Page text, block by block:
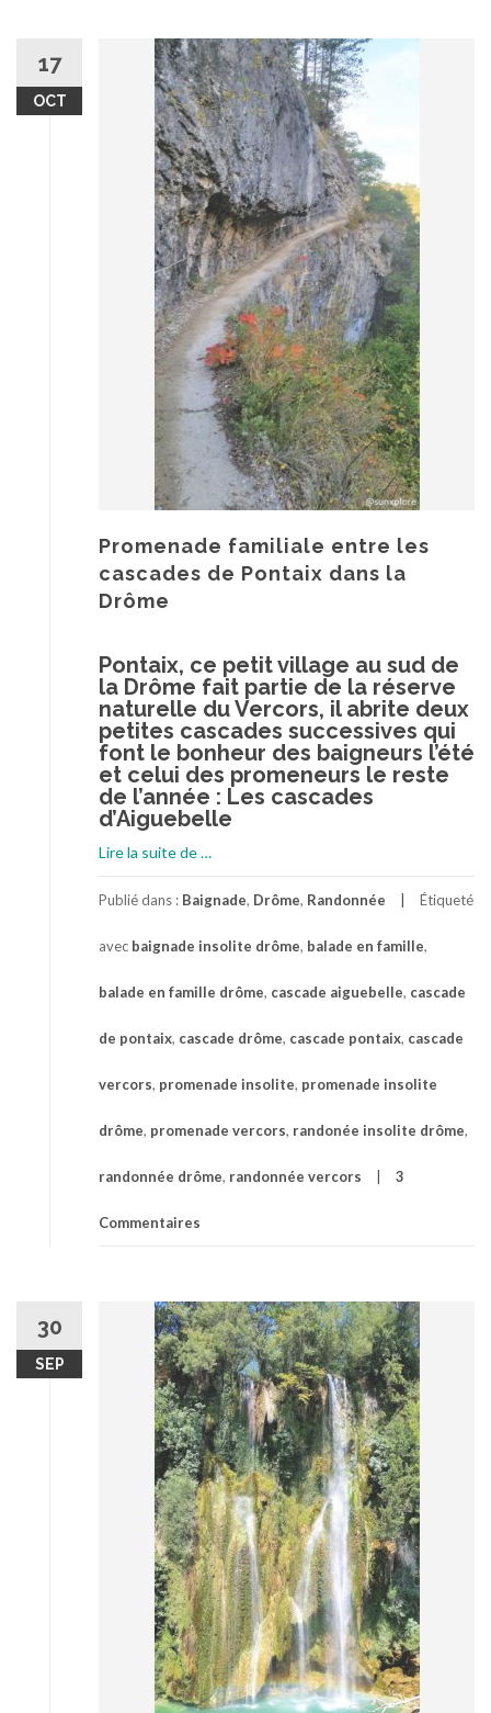
17
OCT
Promenade familiale entre les
cascades de Pontaix dans la
Drôme
Pontaix, ce petit village au sud de
la Drôme fait partie de la réserve
naturelle du Vercors, il abrite deux
petites cascades successives qui
font le bonheur des baigneurs l’été
et celui des promeneurs le reste
de l’année : Les cascades
d’Aiguebelle
Lire la suite de
familiale
les
de
dans
Drôme
…
Publié dans : Baignade, Drôme, Randonnée Étiqueté
avec baignade insolite drôme, balade en famille,
balade en famille drôme, cascade aiguebelle, cascade
de pontaix, cascade drôme, cascade pontaix, cascade
vercors, promenade insolite, promenade insolite
drôme, promenade vercors, randonée insolite drôme,
randonnée drôme, randonnée vercors 3
Commentaires
30
SEP